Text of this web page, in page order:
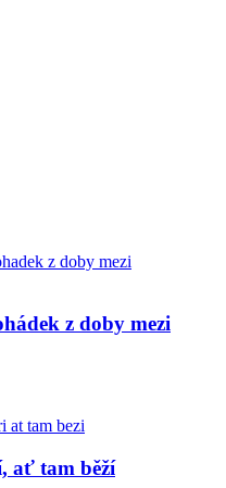
z doby mezi
ať tam běží